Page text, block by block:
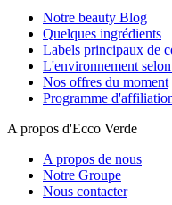
Notre beauty Blog
Quelques ingrédients
Labels principaux de
L'environnement
Nos offres du moment
Programme
A propos d'Ecco Verde
A propos de nous
Notre Groupe
Nous contacter